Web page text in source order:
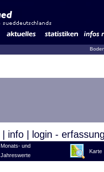
info login -
Monats- und
Jahreswerte
Karte